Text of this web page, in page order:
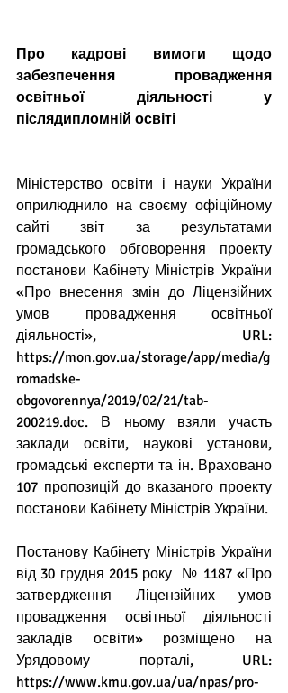
Про кадрові вимоги щодо
забезпечення провадження
освітньої діяльності у
післядипломній освіті
Міністерство освіти і науки України
оприлюднило на своєму офіційному
сайті звіт за результатами
громадського обговорення проекту
постанови Кабінету Міністрів України
«Про внесення змін до Ліцензійних
умов провадження освітньої
діяльності», URL:
https://mon.gov.ua/storage/app/media/g
romadske-
obgovorennya/2019/02/21/tab-
200219.doc. В ньому взяли участь
заклади освіти, наукові установи,
громадські експерти та ін. Враховано
107 пропозицій до вказаного проекту
постанови Кабінету Міністрів України.
Постанову Кабінету Міністрів України
від 30 грудня 2015 року  № 1187 «Про
затвердження Ліцензійних умов
провадження освітньої діяльності
закладів освіти» розміщено на
Урядовому порталі, URL:
https://www.kmu.gov.ua/ua/npas/pro-